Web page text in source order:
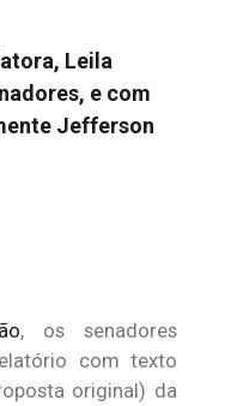
Leila
e com
Jefferson
, os senadores
com texto
original) da